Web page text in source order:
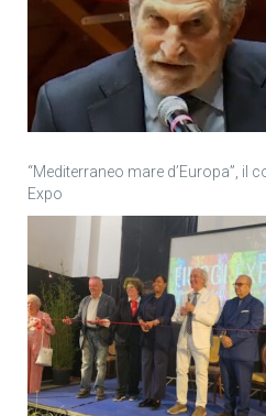
“Mediterraneo mare d’Europa”, il
Expo